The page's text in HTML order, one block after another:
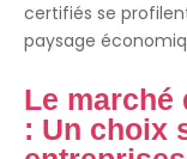
certifiés se
paysage
Le marché
: Un choix